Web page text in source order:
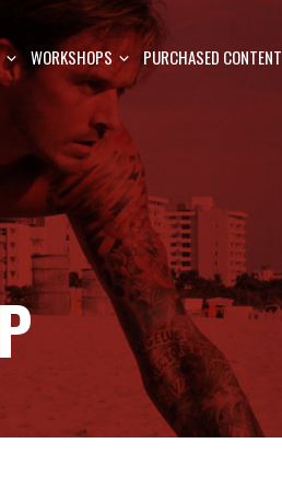
WORKSHOPS PURCHASED CONTENT